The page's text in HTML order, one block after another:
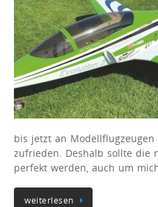
bis jetzt an
zufrieden. Deshalb sollte die
perfekt werden, auch um
weiterlesen